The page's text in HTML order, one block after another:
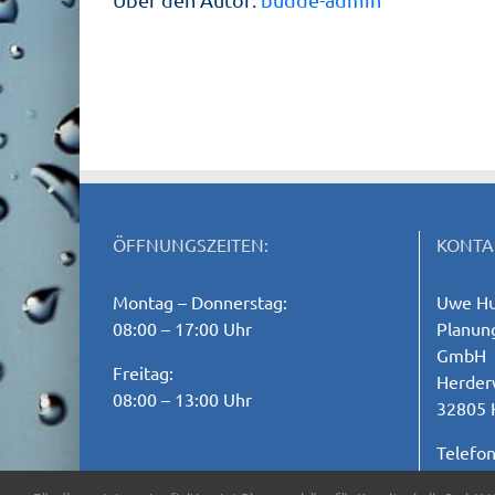
ÖFFNUNGSZEITEN:
Montag – Donnerstag:
08:00 – 17:00 Uhr
Freitag:
08:00 – 13:00 Uhr
Uwe
GmbH
32805
E-Mail: